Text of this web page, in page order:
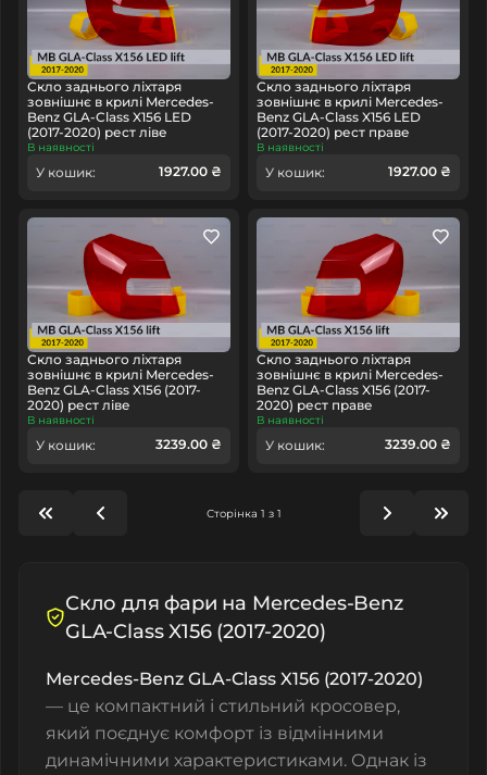
Скло заднього ліхтаря
зовнішнє в крилі Mercedes-
Benz GLA-Class X156 LED
(2017-2020) рест ліве
В наявності
У кошик: 1927.00 ₴
Скло заднього ліхтаря
зовнішнє в крилі Mercedes-
Benz GLA-Class X156 LED
(2017-2020) рест праве
В наявності
У кошик: 1927.00 ₴
Скло заднього ліхтаря
зовнішнє в крилі Mercedes-
Benz GLA-Class X156 (2017-
2020) рест ліве
В наявності
У кошик: 3239.00 ₴
Скло заднього ліхтаря
зовнішнє в крилі Mercedes-
Benz GLA-Class X156 (2017-
2020) рест праве
В наявності
У кошик: 3239.00 ₴
Сторінка 1 з 1
Скло для фари на Mercedes-Benz
GLA-Class X156 (2017-2020)
Mercedes-Benz GLA-Class X156 (2017-2020)
— це компактний і стильний кросовер,
який поєднує комфорт із відмінними
динамічними характеристиками. Однак із